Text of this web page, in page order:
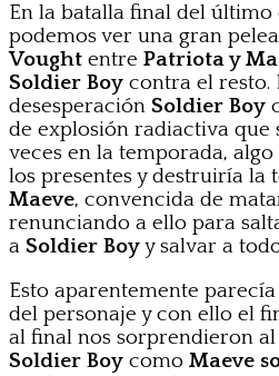
En la batalla final del último
podemos ver una gran
Vought entre Patriota y
Soldier Boy contra el resto.
desesperación Soldier Boy
de explosión radiactiva que
veces en la temporada,
los presentes y destruiría la
Maeve, convencida de
renunciando a ello para
a Soldier Boyy salvar a
Esto aparentemente
del personaje y con ello el
al final nos sorprendieron
Soldier Boy como Maeve